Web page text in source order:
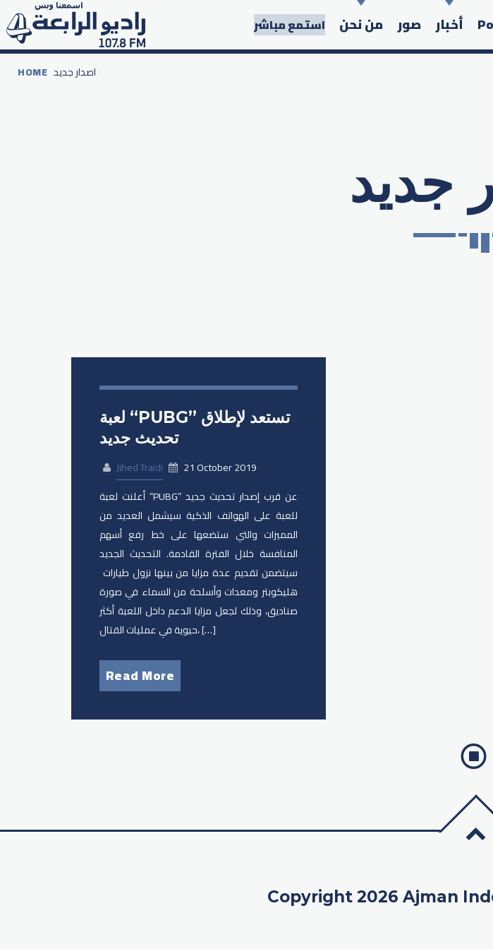
أخبار صور من نحن استمع مباشر
Search in
HOME اصدار جديد
جديد
لعبة “PUBG” تستعد لإطلاق
تحديث جديد
Jihed Traidi
21 October 2019
أعلنت لعبة “PUBG” عن قرب إصدار تحديث جديد
للعبة على ​الهواتف الذكية​ سيشمل العديد من
المميزات والتي ستضعها على خط رفع أسهم
المنافسة خلال الفترة القادمة. التحديث الجديد
سيتضمن تقديم عدة مزايا من بينها نزول طيارات ​
هليكوبتر​ ومعدات وأسلحة من السماء في صورة
صناديق، وذلك لجعل مزايا الدعم داخل اللعبة أكثر
حيوية في عمليات القتال، […]
Read More
Copyright 2026 Ajman